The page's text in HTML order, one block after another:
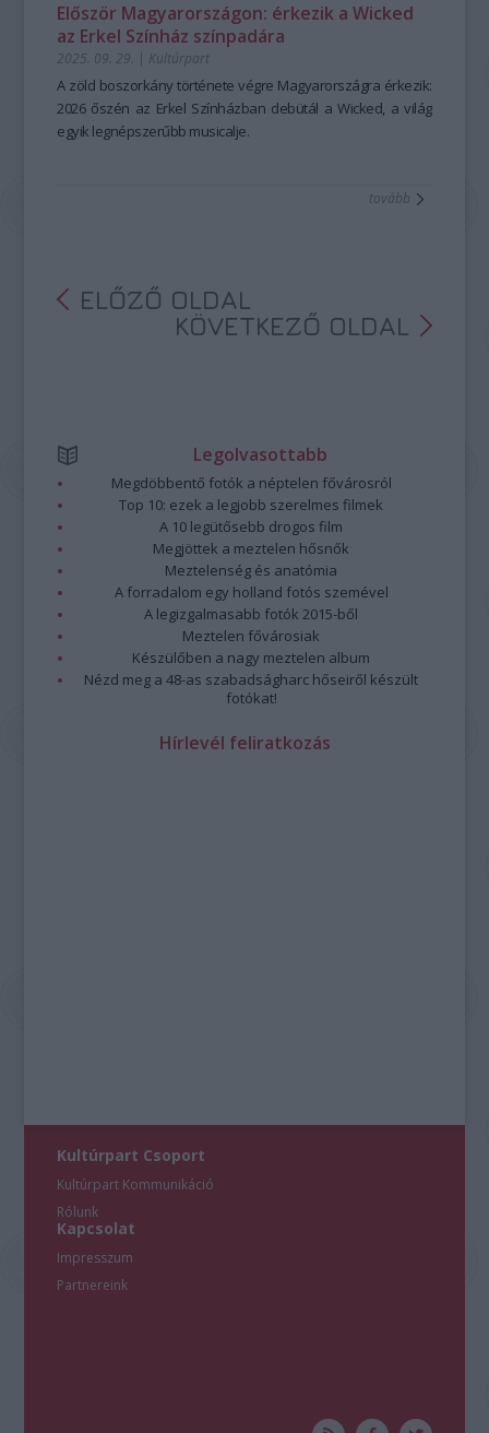
Először Magyarországon: érkezik a Wicked
az Erkel Színház színpadára
2025. 09. 29. | Kultúrpart
A zöld boszorkány története végre Magyarországra érkezik:
2026 őszén az Erkel Színházban debütál a Wicked, a világ
egyik legnépszerűbb musicalje.
tovább
ELŐZŐ OLDAL
KÖVETKEZŐ OLDAL
Legolvasottabb
Megdöbbentő fotók a néptelen fővárosról
Top 10: ezek a legjobb szerelmes filmek
A 10 legütősebb drogos film
Megjöttek a meztelen hősnők
Meztelenség és anatómia
A forradalom egy holland fotós szemével
A legizgalmasabb fotók 2015-ből
Meztelen fővárosiak
Készülőben a nagy meztelen album
Nézd meg a 48-as szabadságharc hőseiről készült
fotókat!
Hírlevél feliratkozás
Kultúrpart Csoport
Kultúrpart Kommunikáció
Rólunk
Kapcsolat
Impresszum
Partnereink